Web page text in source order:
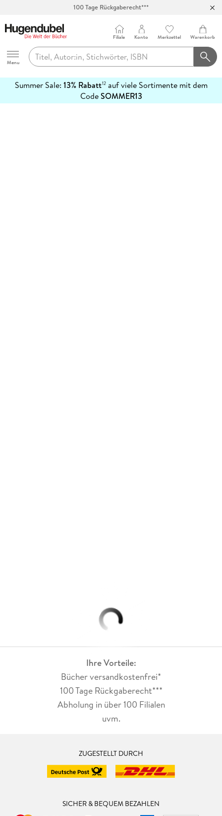
100 Tage Rückgaberecht***
Hugendubel
Menu
Filiale Konto Merkzettel Warenkorb
Summer Sale: 13% Rabatt12auf viele Sortimente mit dem
CodeSOMMER13
erfahren
Ihre Vorteile:
Bücher versandkostenfrei*
100 Tage Rückgaberecht***
Abholung in über 100 Filialen
uvm.
ZUGESTELLT DURCH
SICHER & BEQUEM BEZAHLEN